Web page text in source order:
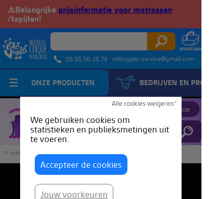
Alle cookies weigeren*
We gebruiken cookies om
statistieken en publieksmetingen uit
te voeren.
Accepteer de cookies
Jouw voorkeuren
⚠️Belangrijke prijsinformatie voor matrassen
/tapijten!
05 55 56 25 79 netjuggler.service@gmail.com
ONZE PRODUCTEN BEDRIJVEN EN
JuggleTube Voeg een video toe
ontvangst JuggleTube Blue Auré - Natuurlijk jongleren